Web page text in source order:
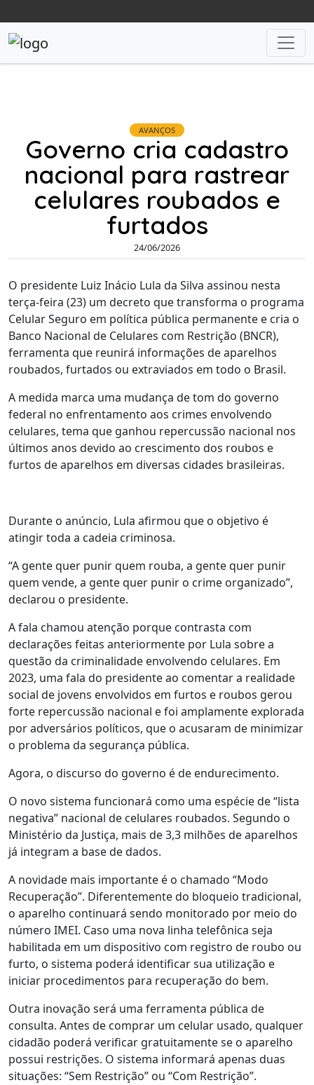
AVANÇOS
Governo cria cadastro
nacional para rastrear
celulares roubados e
furtados
24/06/2026
O presidente Luiz Inácio Lula da Silva assinou nesta
terça-feira (23) um decreto que transforma o programa
Celular Seguro em política pública permanente e cria o
Banco Nacional de Celulares com Restrição (BNCR),
ferramenta que reunirá informações de aparelhos
roubados, furtados ou extraviados em todo o Brasil.
A medida marca uma mudança de tom do governo
federal no enfrentamento aos crimes envolvendo
celulares, tema que ganhou repercussão nacional nos
últimos anos devido ao crescimento dos roubos e
furtos de aparelhos em diversas cidades brasileiras.
Durante o anúncio, Lula afirmou que o objetivo é
atingir toda a cadeia criminosa.
“A gente quer punir quem rouba, a gente quer punir
quem vende, a gente quer punir o crime organizado”,
declarou o presidente.
A fala chamou atenção porque contrasta com
declarações feitas anteriormente por Lula sobre a
questão da criminalidade envolvendo celulares. Em
2023, uma fala do presidente ao comentar a realidade
social de jovens envolvidos em furtos e roubos gerou
forte repercussão nacional e foi amplamente explorada
por adversários políticos, que o acusaram de minimizar
o problema da segurança pública.
Agora, o discurso do governo é de endurecimento.
O novo sistema funcionará como uma espécie de “lista
negativa” nacional de celulares roubados. Segundo o
Ministério da Justiça, mais de 3,3 milhões de aparelhos
já integram a base de dados.
A novidade mais importante é o chamado “Modo
Recuperação”. Diferentemente do bloqueio tradicional,
o aparelho continuará sendo monitorado por meio do
número IMEI. Caso uma nova linha telefônica seja
habilitada em um dispositivo com registro de roubo ou
furto, o sistema poderá identificar sua utilização e
iniciar procedimentos para recuperação do bem.
Outra inovação será uma ferramenta pública de
consulta. Antes de comprar um celular usado, qualquer
cidadão poderá verificar gratuitamente se o aparelho
possui restrições. O sistema informará apenas duas
situações: “Sem Restrição” ou “Com Restrição”.